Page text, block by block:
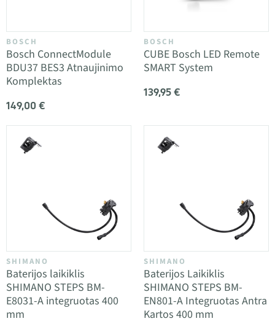
BOSCH
Bosch ConnectModule
BDU37 BES3 Atnaujinimo
Komplektas
149,00 €
BOSCH
CUBE Bosch LED Remote
SMART System
139,95 €
SHIMANO
Baterijos laikiklis
SHIMANO STEPS BM-
E8031-A integruotas 400
mm
SHIMANO
Baterijos Laikiklis
SHIMANO STEPS BM-
EN801-A Integruotas Antra
Kartos 400 mm